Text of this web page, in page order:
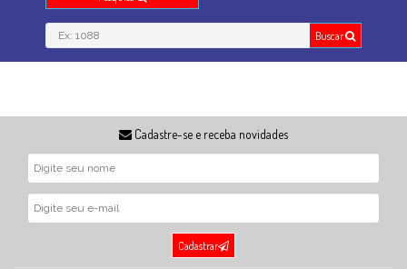
Buscar
Cadastre-se e receba novidades
Cadastrar